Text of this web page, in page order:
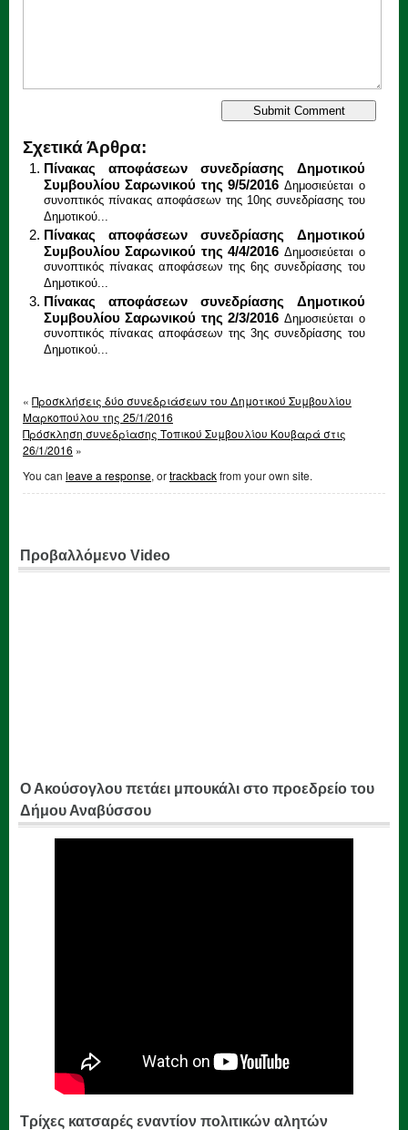
Σχετικά Άρθρα:
Πίνακας αποφάσεων συνεδρίασης Δημοτικού
Συμβουλίου Σαρωνικού της 9/5/2016 Δημοσιεύεται ο
συνοπτικός πίνακας αποφάσεων της 10ης συνεδρίασης του
Δημοτικού...
Πίνακας αποφάσεων συνεδρίασης Δημοτικού
Συμβουλίου Σαρωνικού της 4/4/2016 Δημοσιεύεται ο
συνοπτικός πίνακας αποφάσεων της 6ης συνεδρίασης του
Δημοτικού...
Πίνακας αποφάσεων συνεδρίασης Δημοτικού
Συμβουλίου Σαρωνικού της 2/3/2016 Δημοσιεύεται ο
συνοπτικός πίνακας αποφάσεων της 3ης συνεδρίασης του
Δημοτικού...
« Προσκλήσεις δύο συνεδριάσεων του Δημοτικού Συμβουλίου
Μαρκοπούλου της 25/1/2016
Πρόσκληση συνεδρίασης Τοπικού Συμβουλίου Κουβαρά στις
26/1/2016 »
You can leave a response, ortrackbackfrom your own site.
Προβαλλόμενο Video
Ο Ακούσογλου πετάει μπουκάλι στο προεδρείο του
Δήμου Αναβύσσου
Τρίχες κατσαρές εναντίον πολιτικών αλητών